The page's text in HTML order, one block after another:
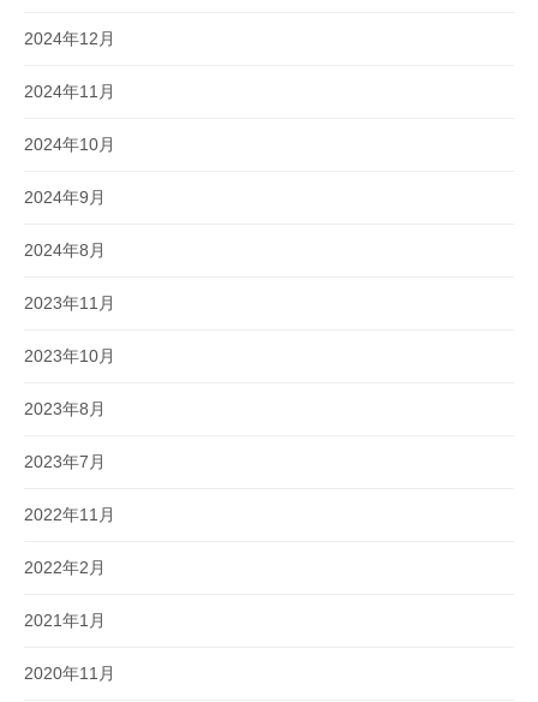
2024年12月
2024年11月
2024年10月
2024年9月
2024年8月
2023年11月
2023年10月
2023年8月
2023年7月
2022年11月
2022年2月
2021年1月
2020年11月